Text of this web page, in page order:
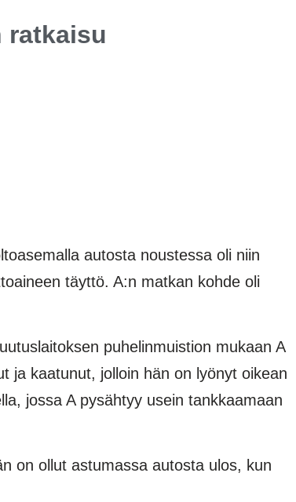
ratkaisu
autosta noustessa oli niin
täyttö. A:n matkan kohde oli
puhelinmuistion mukaan A
ja kaatunut, jolloin hän on lyönyt oikean
jossa A pysähtyy usein tankkaamaan
on ollut astumassa autosta ulos, kun